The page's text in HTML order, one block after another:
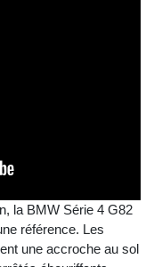
la BMW Série 4 G82
référence. Les
une accroche au sol